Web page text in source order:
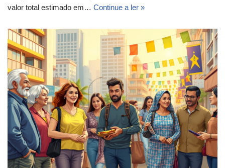
valor total estimado em… Continue a ler »